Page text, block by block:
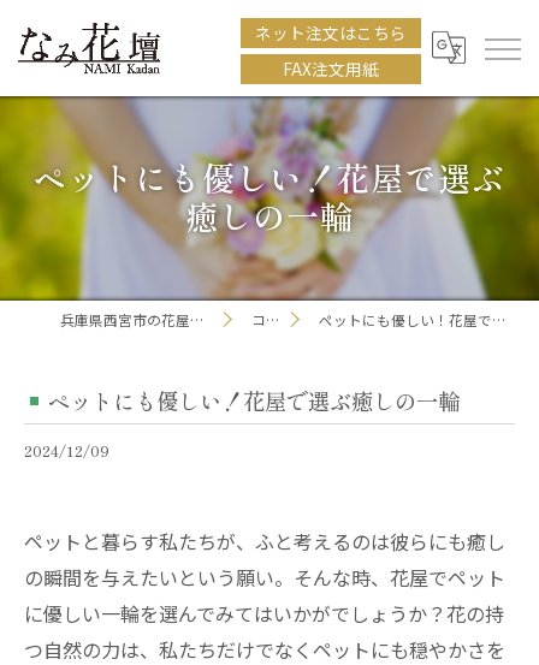
ネット注文はこちら
FAX注文用紙
ペットにも優しい！花屋で選ぶ
癒しの一輪
兵庫県西宮市の花屋ならなみ花壇 コラム ペットにも優しい！花屋で選ぶ癒しの一輪
ペットにも優しい！花屋で選ぶ癒しの一輪
2024/12/09
ペットと暮らす私たちが、ふと考えるのは彼らにも癒し
の瞬間を与えたいという願い。そんな時、花屋でペット
に優しい一輪を選んでみてはいかがでしょうか？花の持
つ自然の力は、私たちだけでなくペットにも穏やかさを